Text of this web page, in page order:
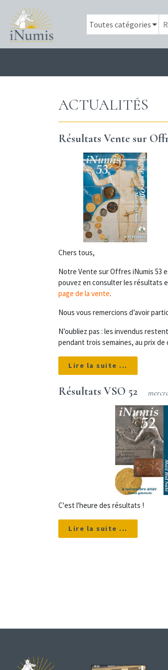
ACTUALITÉS
Résultats Vente sur
Chers tous,
Notre Vente sur Offres iNumis 53
pouvez en consulter les résultats
page de la vente.
Nous vous remercions d’avoir
N’oubliez pas : les invendus
pendant trois semaines, au prix de
Lire la suite ...
Résultats VSO 52
C'est l'heure des résultats !
Lire la suite ...